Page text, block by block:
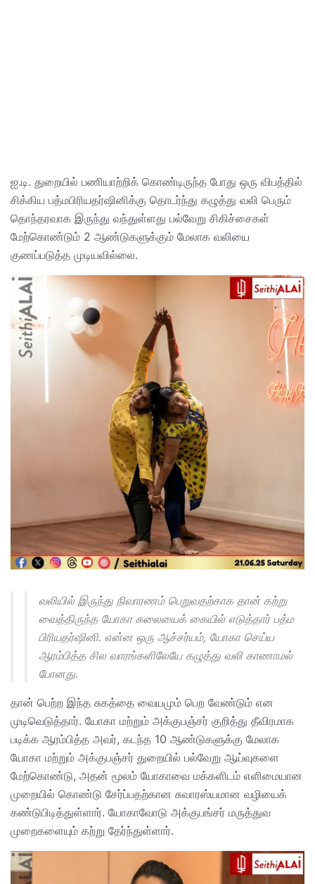
ஐ.டி. துறையில் பணியாற்றிக் கொண்டிருந்த போது ஒரு விபத்தில்
சிக்கிய பத்மபிரியதர்ஷினிக்கு தொடர்ந்து கழுத்து வலி பெரும்
தொந்தரவாக இருந்து வந்துள்ளது பல்வேறு சிகிச்சைகள்
மேற்கொண்டும் 2 ஆண்டுகளுக்கும் மேலாக வலியை
குணப்படுத்த முடியவில்லை.
வலியில் இருந்து நிவாரணம் பெறுவதற்காக தான் கற்று
வைத்திருந்த யோகா கலையைக் கையில் எடுத்தார் பத்ம
பிரியதர்ஷினி. என்ன ஒரு ஆச்சர்யம், யோகா செய்ய
ஆரம்பித்த சில வாரங்களிலேயே கழுத்து வலி காணாமல்
போனது.
தான் பெற்ற இந்த சுகத்தை வையமும் பெற வேண்டும் என
முடிவெடுத்தார். யோகா மற்றும் அக்குபஞ்சர் குறித்து தீவிரமாக
படிக்க ஆரம்பித்த அவர், கடந்த 10 ஆண்டுகளுக்கு மேலாக
யோகா மற்றும் அக்குபஞ்சர் துறையில் பல்வேறு ஆய்வுகளை
மேற்கொண்டு, அதன் மூலம் யோகாவை மக்களிடம் எளிமையான
முறையில் கொண்டு சேர்ப்பதற்கான சுவாரஸ்யமான வழியைக்
கண்டுபிடித்துள்ளார். யோகாவோடு அக்குபங்சர் மருத்துவ
முறைகளையும் கற்று தேர்ந்துள்ளார்.